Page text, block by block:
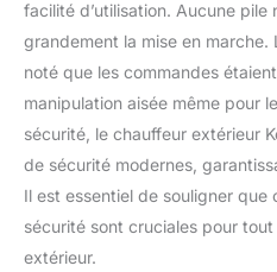
facilité d’utilisation. Aucune pile
grandement la mise en marche.
noté que les commandes
manipulation aisée même pour
sécurité, le chauffeur extérieur
de sécurité modernes,
Il est essentiel de souligner
sécurité sont cruciales pour
extérieur.